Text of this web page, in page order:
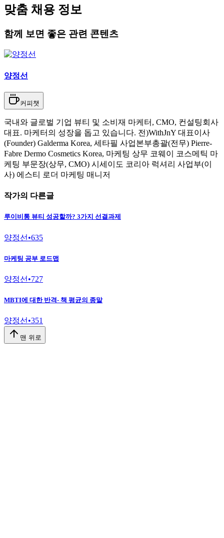
맞춤 채용 정보
함께 보면 좋은 관련 콘텐츠
양정선
커피챗
국내와 글로벌 기업 뷰티 및 소비재 마케터, CMO, 컨설팅회사
대표. 마케터의 성장을 돕고 있습니다. 전)WithJnY 대표이사
(Founder) Galderma Korea, 세타필 사업본부총괄(전무) Pierre-
Fabre Dermo Cosmetics Korea, 마케팅 상무 코웨이 코스메틱 마
케팅 부문장(상무, CMO) 시세이도 코리아 럭셔리 사업부(이
사) 에스티 로더 마케팅 매니저
작가의 다른글
루이비통 뷰티 성공할까? 3가지 선결과제
양정선 •635
마케팅 공부 로드맵
양정선 •727
MBTI에 대한 반격- 책 평균의 종말
양정선 •351
맨 위로